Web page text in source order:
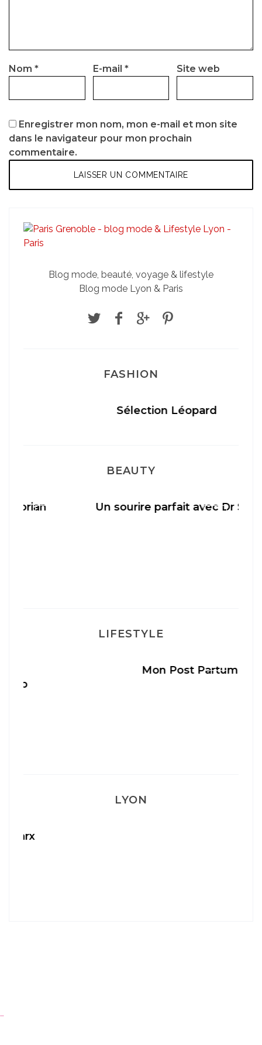
Nom * E-mail * Site web
Enregistrer mon nom, mon e-mail et mon site
dans le navigateur pour mon prochain
commentaire.
Blog mode, beauté, voyage & lifestyle
Blog mode Lyon & Paris
FASHION
Sélection Léopard
BEAUTY
Un sourire parfait avec Dr Smile
LYON
Aperitivo & Épicerie italienne à Lyon